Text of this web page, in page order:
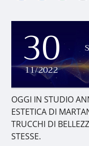
30
11/2022
OGGI IN STUDIO
ESTETICA DI
TRUCCHI DI
STESSE.